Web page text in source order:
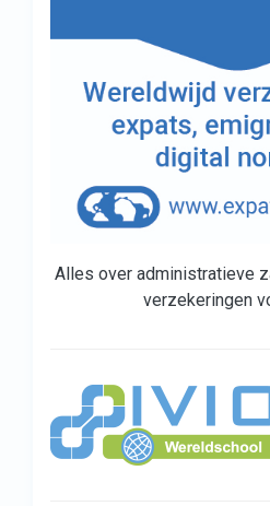
Alles over administratieve
verzekeringen